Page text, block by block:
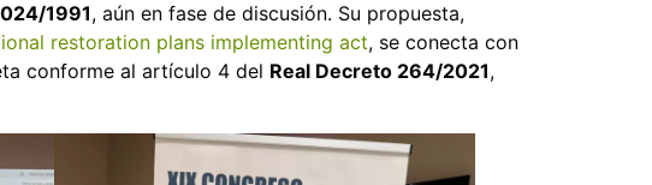
1991, aún en fase de discusión. Su propuesta,
restoration plans implementing act, se conecta con
conforme al artículo 4 del Real Decreto 264/2021,